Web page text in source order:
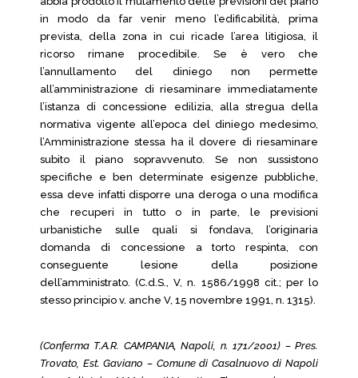
in modo da far venir meno l’edificabilità, prima
prevista, della zona in cui ricade l’area litigiosa, il
ricorso rimane procedibile. Se è vero che
l’annullamento del diniego non permette
all’amministrazione di riesaminare immediatamente
l’istanza di concessione edilizia, alla stregua della
normativa vigente all’epoca del diniego medesimo,
l’Amministrazione stessa ha il dovere di riesaminare
subito il piano sopravvenuto. Se non sussistono
specifiche e ben determinate esigenze pubbliche,
essa deve infatti disporre una deroga o una modifica
che recuperi in tutto o in parte, le previsioni
urbanistiche sulle quali si fondava, l’originaria
domanda di concessione a torto respinta, con
conseguente lesione della posizione
dell’amministrato. (C.d.S., V, n. 1586/1998 cit.; per lo
stesso principio v. anche V, 15 novembre 1991, n. 1315).
(Conferma T.A.R. CAMPANIA, Napoli, n. 171/2001) – Pres.
Trovato, Est. Gaviano – Comune di Casalnuovo di Napoli